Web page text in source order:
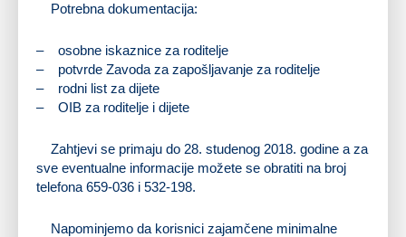
Potrebna dokumentacija:
– osobne iskaznice za roditelje
– potvrde Zavoda za zapošljavanje za roditelje
– rodni list za dijete
– OIB za roditelje i dijete
Zahtjevi se primaju do 28. studenog 2018. godine a za
sve eventualne informacije možete se obratiti na broj
telefona 659-036 i 532-198.
Napominjemo da korisnici zajamčene minimalne